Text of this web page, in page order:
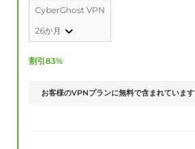
CyberGhost VPN
26か月
割引83%
お客様のVPNプランに無料で含まれています